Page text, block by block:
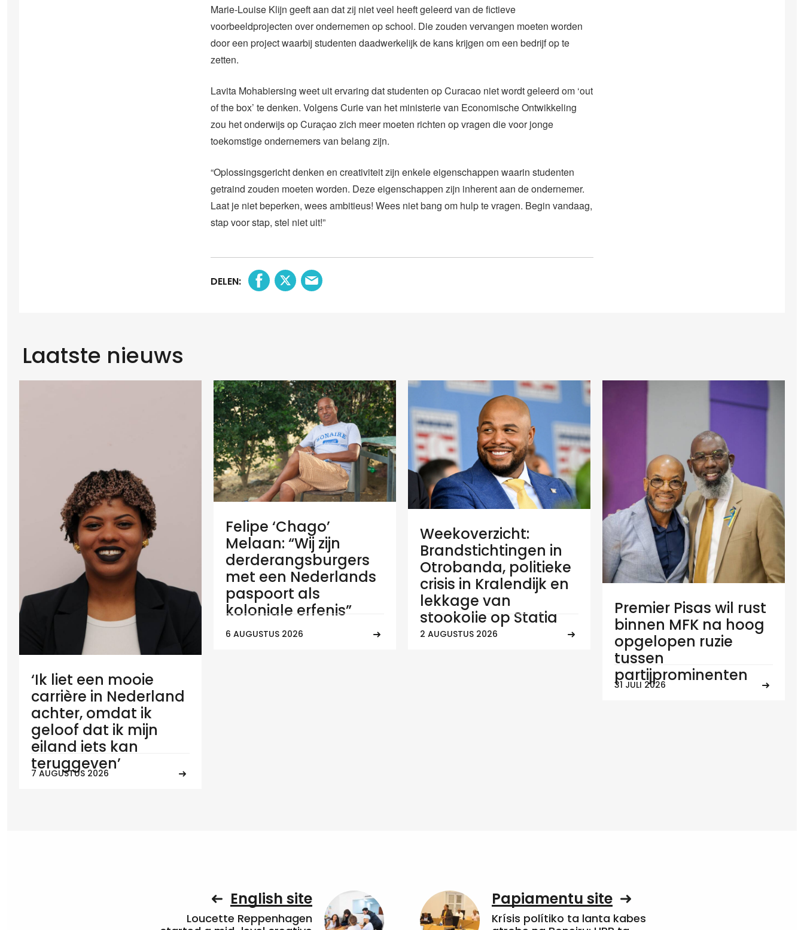
Marie-Louise Klijn geeft aan dat zij niet veel heeft geleerd van de fictieve
voorbeeldprojecten over ondernemen op school. Die zouden vervangen moeten worden
door een project waarbij studenten daadwerkelijk de kans krijgen om een bedrijf op te
zetten.
Lavita Mohabiersing weet uit ervaring dat studenten op Curacao niet wordt geleerd om ‘out
of the box’ te denken. Volgens Curie van het ministerie van Economische Ontwikkeling
zou het onderwijs op Curaçao zich meer moeten richten op vragen die voor jonge
toekomstige ondernemers van belang zijn.
“Oplossingsgericht denken en creativiteit zijn enkele eigenschappen waarin studenten
getraind zouden moeten worden. Deze eigenschappen zijn inherent aan de ondernemer.
Laat je niet beperken, wees ambitieus! Wees niet bang om hulp te vragen. Begin vandaag,
stap voor stap, stel niet uit!”
DELEN:
Laatste nieuws
‘Ik liet een mooie
carrière in Nederland
achter, omdat ik
geloof dat ik mijn
eiland iets kan
teruggeven’
7 AUGUSTUS 2026
Felipe ‘Chago’
Melaan: “Wij zijn
derderangsburgers
met een Nederlands
paspoort als
koloniale erfenis”
6 AUGUSTUS 2026
Weekoverzicht:
Brandstichtingen in
Otrobanda, politieke
crisis in Kralendijk en
lekkage van
stookolie op Statia
2 AUGUSTUS 2026
Premier Pisas wil rust
binnen MFK na hoog
opgelopen ruzie
tussen
partijprominenten
31 JULI 2026
English site
Loucette Reppenhagen
Papiamentu site
Krísis polítiko ta lanta kabes